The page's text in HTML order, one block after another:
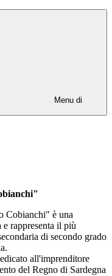
Menu di
Cobianchi" è una
e rappresenta il più
di secondo grado
all'imprenditore
del Regno di Sardegna